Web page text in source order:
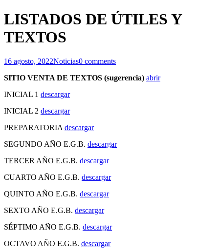
LISTADOS DE ÚTILES Y
TEXTOS
16 agosto, 2022Noticias0 comments
SITIO VENTA DE TEXTOS (sugerencia) abrir
INICIAL 1 descargar
INICIAL 2 descargar
PREPARATORIA descargar
SEGUNDO AÑO E.G.B. descargar
TERCER AÑO E.G.B. descargar
CUARTO AÑO E.G.B. descargar
QUINTO AÑO E.G.B. descargar
SEXTO AÑO E.G.B. descargar
SÉPTIMO AÑO E.G.B. descargar
OCTAVO AÑO E.G.B. descargar